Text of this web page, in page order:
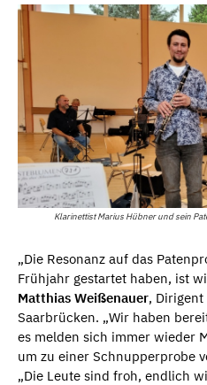
Klarinettist Marius Hübner und sein
„Die Resonanz auf das
Frühjahr gestartet haben, ist
Matthias Weißenauer,
Saarbrücken. „Wir haben
es melden sich immer wieder
um zu einer Schnupperprobe
„Die Leute sind froh, endlich